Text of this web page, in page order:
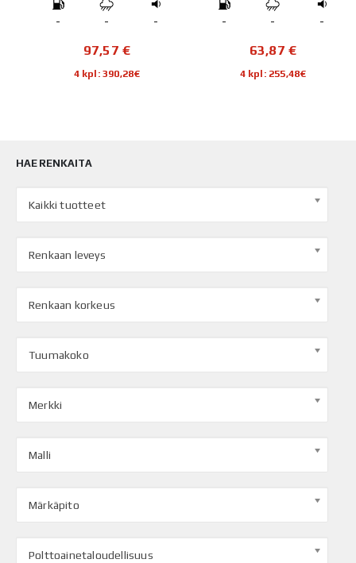
- - -
97,57 €
4 kpl: 390,28€
- - -
63,87 €
4 kpl: 255,48€
HAE RENKAITA
Kaikki tuotteet
Renkaan leveys
Renkaan korkeus
Tuumakoko
Merkki
Malli
Märkäpito
Polttoainetaloudellisuus